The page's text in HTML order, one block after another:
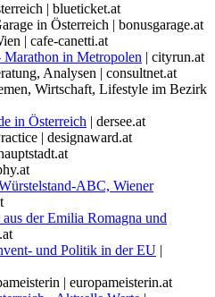
| blueticket.at
in Österreich | bonusgarage.at
| cafe-canetti.at
in Metropolen | cityrun.at
Analysen | consultnet.at
Wirtschaft, Lifestyle im Bezirk
in Österreich | dersee.at
| designaward.at
ABC, Wiener
der Emilia Romagna und
und Politik in der EU |
| europameisterin.at